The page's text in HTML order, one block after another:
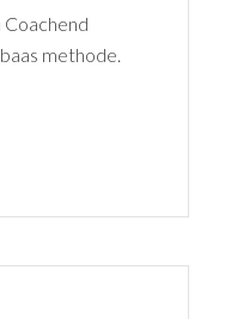
Coachend
methode.